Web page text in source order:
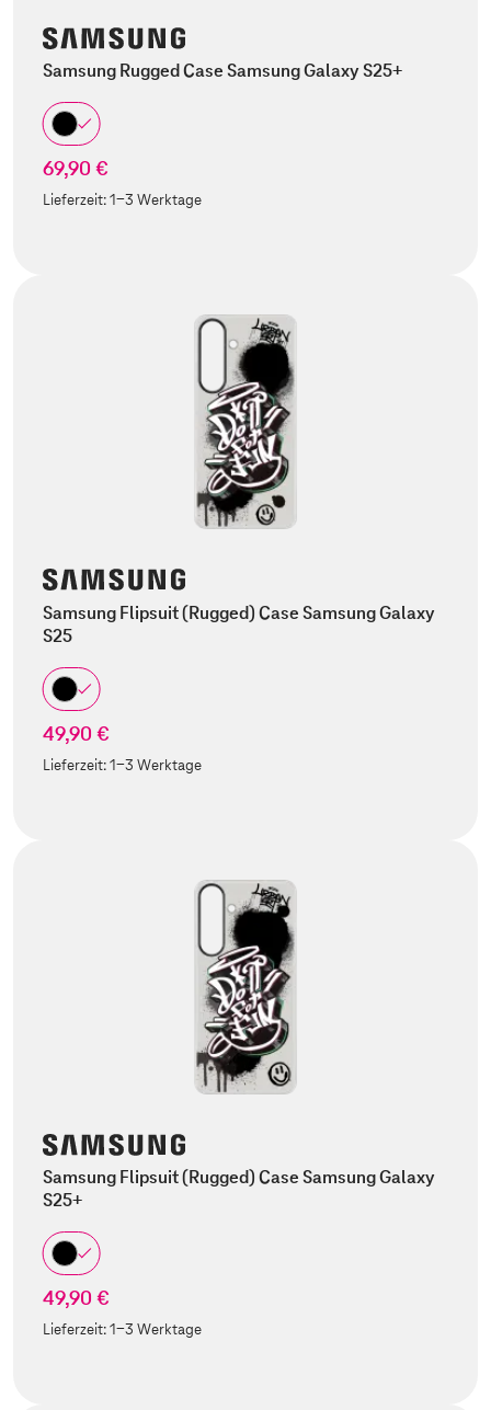
Samsung Rugged Case Samsung Galaxy S25+
69,90 €
Lieferzeit:1-3 Werktage
Samsung Flipsuit (Rugged) Case Samsung Galaxy
S25
49,90 €
Lieferzeit:1-3 Werktage
Samsung Flipsuit (Rugged) Case Samsung Galaxy
S25+
49,90 €
Lieferzeit:1-3 Werktage